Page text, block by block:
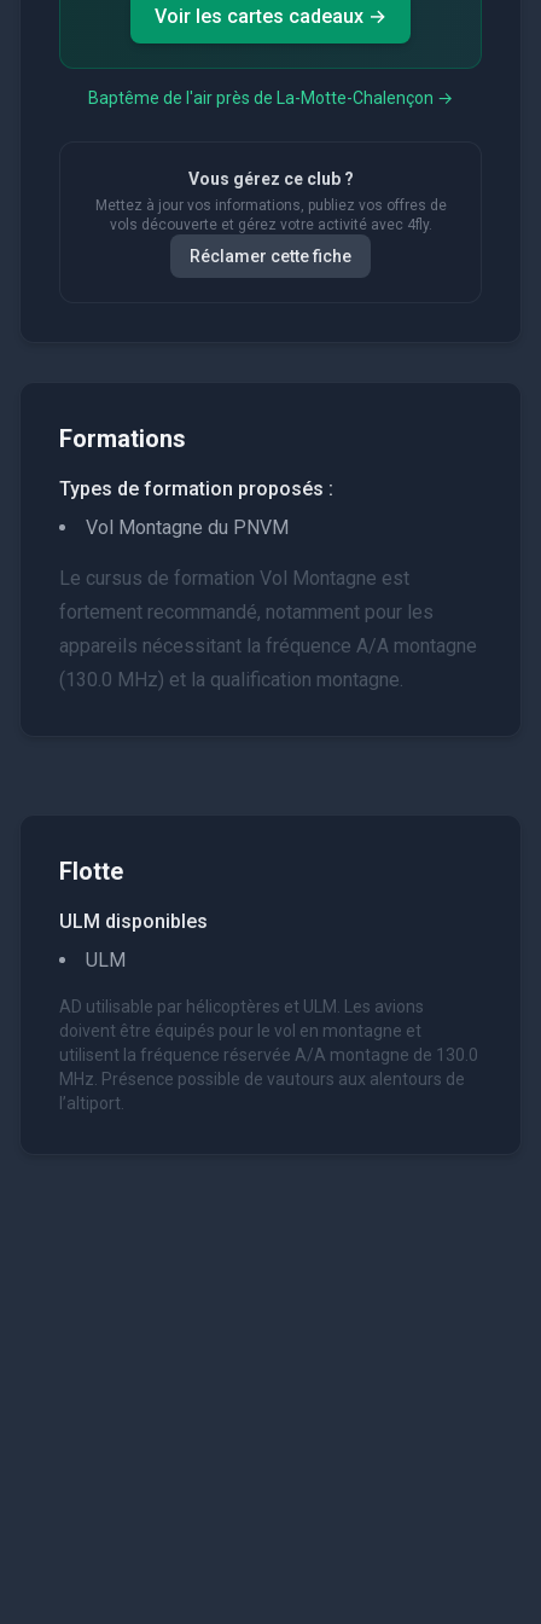
Voir les cartes cadeaux →
Baptême de l'air près de La-Motte-Chalençon →
Vous gérez ce club ?
Mettez à jour vos informations, publiez vos offres de
vols découverte et gérez votre activité avec 4fly.
Réclamer cette fiche
Formations
Types de formation proposés :
Vol Montagne du PNVM
Le cursus de formation Vol Montagne est
fortement recommandé, notamment pour les
appareils nécessitant la fréquence A/A montagne
(130.0 MHz) et la qualification montagne.
Flotte
ULM disponibles
ULM
AD utilisable par hélicoptères et ULM. Les avions
doivent être équipés pour le vol en montagne et
utilisent la fréquence réservée A/A montagne de 130.0
MHz. Présence possible de vautours aux alentours de
l’altiport.